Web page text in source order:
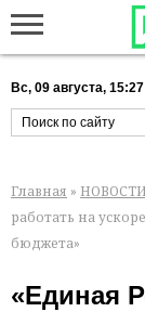
Вс, 09 августа, 15:27
Главная » НОВОСТИ
работать на
бюджета»
«Единая